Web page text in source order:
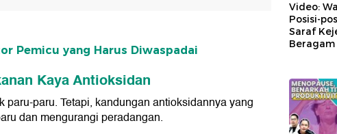
Pemicu yang Harus Diwaspadai
Kaya Antioksidan
paru. Tetapi, kandungan antioksidannya yang
dan mengurangi peradangan.
Video:
Posisi-
Saraf